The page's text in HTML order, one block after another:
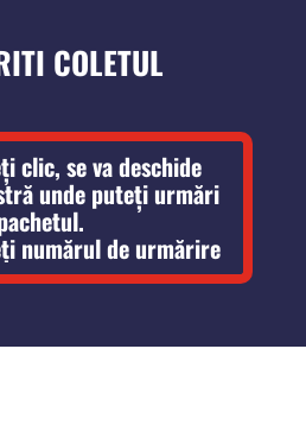
COLETUL
clic, se va deschide
unde puteți urmări
numărul de urmărire